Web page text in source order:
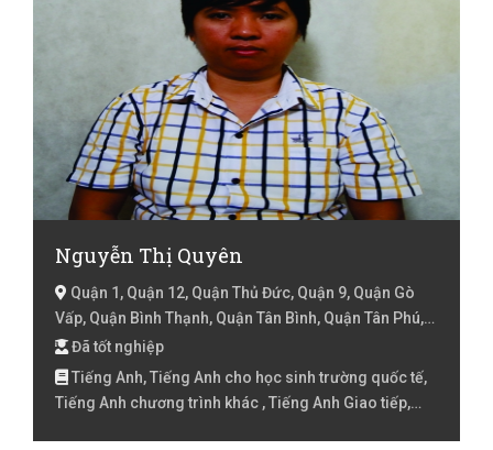
Nguyễn Thị Quyên
Quận 1, Quận 12, Quận Thủ Đức, Quận 9, Quận Gò
Vấp, Quận Bình Thạnh, Quận Tân Bình, Quận Tân Phú,
Quận Phú Nhuận, Quận 2, Quận 3, Quận 10, Quận 11,
Quận 4, Quận 5, Quận 6, Quận 8, Quận Bình Tân, Quận
7, Huyện Hóc Môn, Huyện Bình Chánh, Hồ Chí Minh
Đã tốt nghiệp
Tiếng Anh, Tiếng Anh cho học sinh trường quốc tế,
Tiếng Anh chương trình khác , Tiếng Anh Giao tiếp,